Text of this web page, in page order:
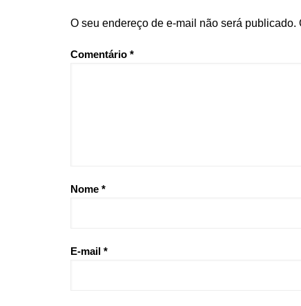
O seu endereço de e-mail não será publicado.
Comentário *
Nome *
E-mail *